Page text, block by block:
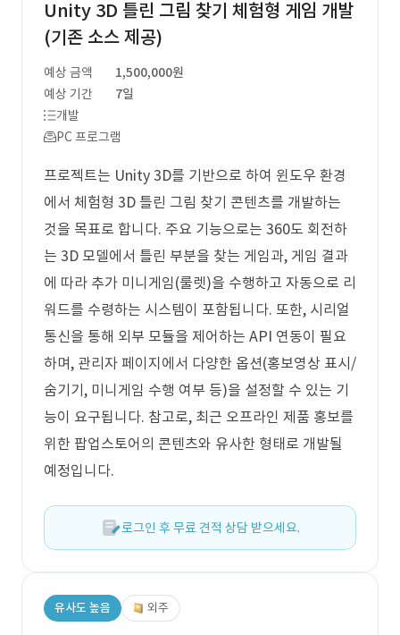
Unity 3D 틀린 그림 찾기 체험형 게임 개발
(기존 소스 제공)
예상 금액
1,500,000원
예상 기간
7일
개발
PC 프로그램
프로젝트는 Unity 3D를 기반으로 하여 윈도우 환경
에서 체험형 3D 틀린 그림 찾기 콘텐츠를 개발하는
것을 목표로 합니다. 주요 기능으로는 360도 회전하
는 3D 모델에서 틀린 부분을 찾는 게임과, 게임 결과
에 따라 추가 미니게임(룰렛)을 수행하고 자동으로 리
워드를 수령하는 시스템이 포함됩니다. 또한, 시리얼
통신을 통해 외부 모듈을 제어하는 API 연동이 필요
하며, 관리자 페이지에서 다양한 옵션(홍보영상 표시/
숨기기, 미니게임 수행 여부 등)을 설정할 수 있는 기
능이 요구됩니다. 참고로, 최근 오프라인 제품 홍보를
위한 팝업스토어의 콘텐츠와 유사한 형태로 개발될
예정입니다.
로그인 후 무료 견적 상담 받으세요.
유사도 높음 외주